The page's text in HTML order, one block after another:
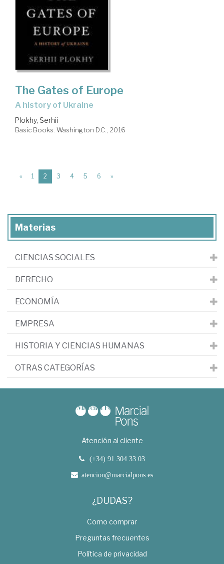
The Gates of Europe
a history of Ukraine
Plokhy, Serhii
Basic Books. Washington D.C., 2016
« 1 2 (current)
3 4 5 6 »
Materias
CIENCIAS SOCIALES
DERECHO
ECONOMÍA
EMPRESA
HISTORIA Y CIENCIAS HUMANAS
OTRAS CATEGORÍAS
Atención al cliente
(+34) 91 304 33 03
atencion@marcialpons.es
¿DUDAS?
Como comprar
Preguntas frecuentes
Política de privacidad